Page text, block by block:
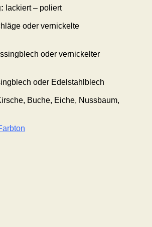
lackiert – poliert
oder vernickelte
oder vernickelter
oder Edelstahlblech
Buche, Eiche, Nussbaum,